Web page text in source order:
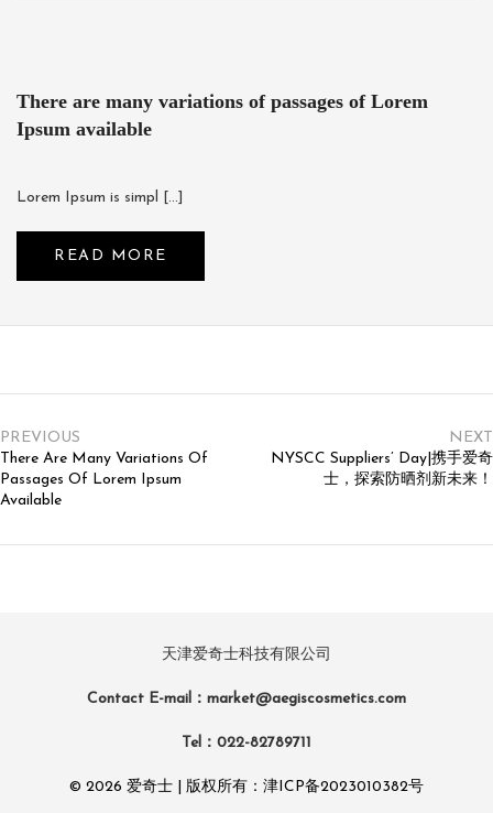
There are many variations of passages of Lorem
Ipsum available
Lorem Ipsum is simpl […]
READ MORE
PREVIOUS
There Are Many Variations Of
Passages Of Lorem Ipsum
Available
NEXT
NYSCC Suppliers’ Day|携手爱奇
士，探索防晒剂新未来！
天津爱奇士科技有限公司
Contact E-mail：market@aegiscosmetics.com
Tel：022-82789711
© 2026 爱奇士 | 版权所有： 津ICP备2023010382号